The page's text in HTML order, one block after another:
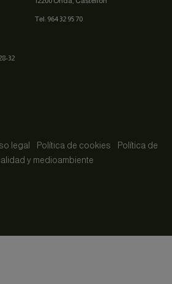
Tel: 964 32 95 70
32
legal Política de cookies
Política de
y medioambiente